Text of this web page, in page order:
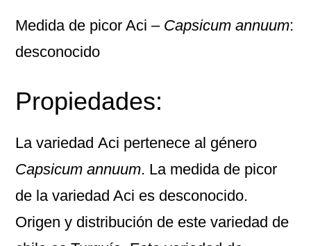
Medida de picor Aci – Capsicum annuum:
desconocido
Propiedades:
La variedadAci pertenece al género
Capsicum annuum. La medida de picor
de la variedad Aci es desconocido.
Origen y distribución de este variedad de